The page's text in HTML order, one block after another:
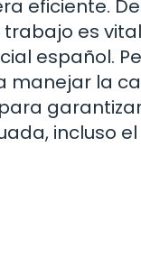
eficiente.
es
español.
la
incluso